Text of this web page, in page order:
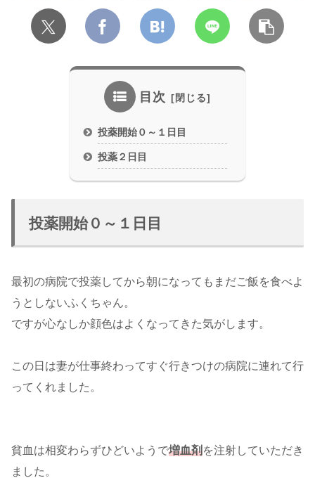
目次
投薬開始０～１日目
投薬２日目
投薬開始０～１日目
最初の病院で投薬してから朝になってもまだご飯を食べよ
うとしないふくちゃん。
ですが心なしか顔色はよくなってきた気がします。
この日は妻が仕事終わってすぐ行きつけの病院に連れて行
ってくれました。
貧血は相変わらずひどいようで増血剤 を注射していただき
ました。